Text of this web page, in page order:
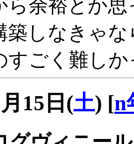
余裕とか思
築しなきゃ
すごく難し
15日(土) [n